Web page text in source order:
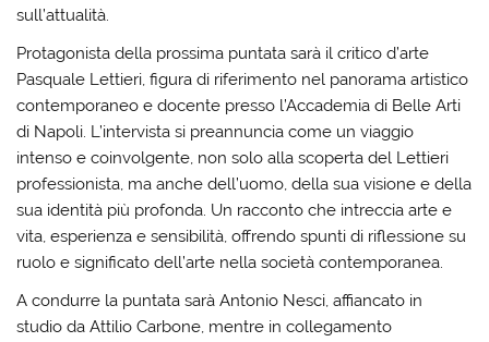
sull’attualità.
Protagonista della prossima puntata sarà il critico d’arte
Pasquale Lettieri, figura di riferimento nel panorama artistico
contemporaneo e docente presso l’Accademia di Belle Arti
di Napoli. L’intervista si preannuncia come un viaggio
intenso e coinvolgente, non solo alla scoperta del Lettieri
professionista, ma anche dell’uomo, della sua visione e della
sua identità più profonda. Un racconto che intreccia arte e
vita, esperienza e sensibilità, offrendo spunti di riflessione su
ruolo e significato dell’arte nella società contemporanea.
A condurre la puntata sarà Antonio Nesci, affiancato in
studio da Attilio Carbone, mentre in collegamento